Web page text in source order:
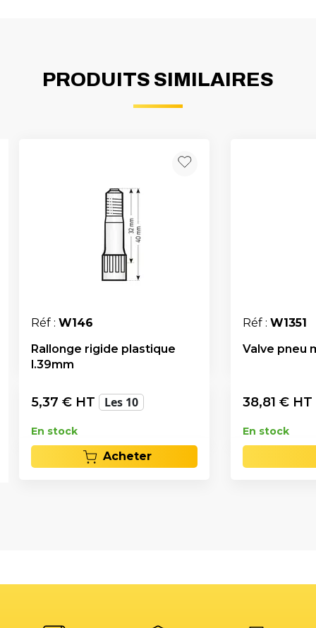
PRODUITS SIMILAIRES
Réf : W146
Rallonge rigide plastique
l.39mm
5,37 € HT Les 10
En stock
Acheter
Réf : W1351
Valve pneu
38,81 € HT
En stock